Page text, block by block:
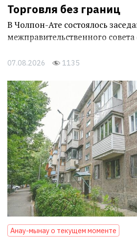
Торговля без границ
В Чолпон-Ате состоялось
межправительственного
07.08.2026 1135
Анау-мынау о текущем моменте